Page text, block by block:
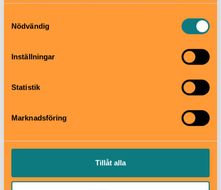
samt tillhandahålla funktioner för sociala medier. Vi
vidarebefordrar även sådana identifierare och annan
information från din enhet till de sociala medier och
annons- och analysföretag som vi samarbetar med.
information som du har tillhandahållit eller som de har
Nödvändig
Inställningar
Statistik
Marknadsföring
Tillåt alla
Det är lätt att komma hit med Roslagsbanan (Mörby
eller cykel.
Vendevägen 94, Danderyd
morbybadet@befair.se